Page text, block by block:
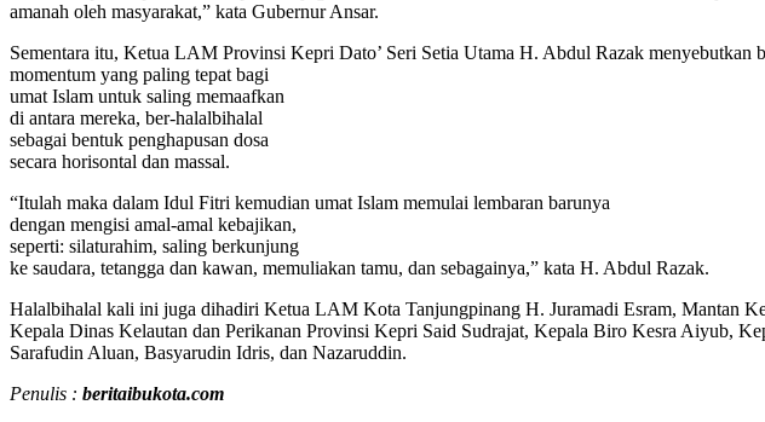
amanah oleh masyarakat,” kata Gubernur Ansar.
Sementara itu, Ketua LAM Provinsi Kepri Dato’ Seri Setia Utama H. Abdul Razak menyebutkan
momentum yang paling tepat bagi
umat Islam untuk saling memaafkan
di antara mereka, ber-halalbihalal
sebagai bentuk penghapusan dosa
secara horisontal dan massal.
“Itulah maka dalam Idul Fitri kemudian umat Islam memulai lembaran barunya
dengan mengisi amal-amal kebajikan,
seperti: silaturahim, saling berkunjung
ke saudara, tetangga dan kawan, memuliakan tamu, dan sebagainya,” kata H. Abdul Razak.
Halalbihalal kali ini juga dihadiri Ketua LAM Kota Tanjungpinang H. Juramadi Esram, Mantan
Kepala Dinas Kelautan dan Perikanan Provinsi Kepri Said Sudrajat, Kepala Biro Kesra Aiyub,
Sarafudin Aluan, Basyarudin Idris, dan Nazaruddin.
Penulis : beritaibukota.com